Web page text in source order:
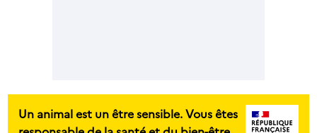
Un animal est un être sensible. Vous êtes